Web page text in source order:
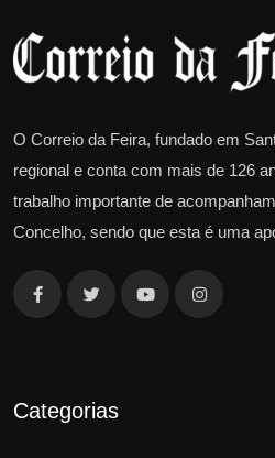
O Correio da Feira, fundado em
regional e conta com mais de 126
trabalho importante de
Concelho, sendo que esta é uma
Categorias